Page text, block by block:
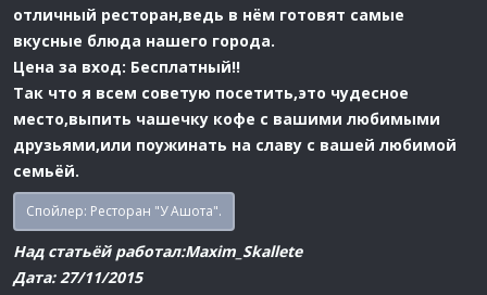
отличный ресторан,ведь в нём готовят самые
вкусные блюда нашего города.
Цена за вход: Бесплатный!!
Так что я всем советую посетить,это чудесное
место,выпить чашечку кофе с вашими любимыми
друзьями,или поужинать на славу с вашей любимой
семьёй.
Спойлер: Ресторан "У Ашота".
Над статьёй работал:Maxim_Skallete
Дата: 27/11/2015